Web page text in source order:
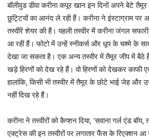
बॉलीवुड डीवा करीना कपूर खान इन दिनों अपने बेटे
छुट्टियों का आनंद ले रही हैं। करीना ने इंस्टाग्राम
तस्वीरें शेयर की हैं। पहली तस्वीर में करीना जंगल
आ रही हैं। फोटो में उन्‍हें स्नीकर्स और धूप के चश्मे के
देखा जा सकता है। एक अन्य तस्वीर में तैमूर जीप में बैठे
खड़े हिरणों को देख रहे हैं। वो हिरणों को देखकर काफी
हालांकि, किसी भी तस्वीर में तैमूर के छोटे भाई जेह और
नहीं दिख रहे हैं।
करीना ने तस्वीरों को कैप्शन दिया, ‘सवाना गर्ल एंड
एक्ट्रेस की इन तस्वीरों पर लगातार फैंस के रिएक्शन आ